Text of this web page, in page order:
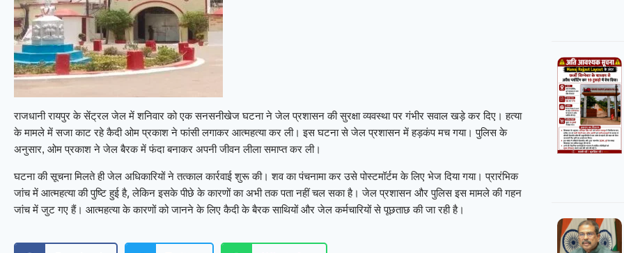
राजधानी रायपुर के सेंट्रल जेल में शनिवार को एक सनसनीखेज घटना ने जेल प्रशासन की सुरक्षा व्यवस्था पर गंभीर सवाल खड़े कर दिए। हत्या
के मामले में सजा काट रहे कैदी ओम प्रकाश ने फांसी लगाकर आत्महत्या कर ली। इस घटना से जेल प्रशासन में हड़कंप मच गया। पुलिस के
अनुसार, ओम प्रकाश ने जेल बैरक में फंदा बनाकर अपनी जीवन लीला समाप्त कर ली।
घटना की सूचना मिलते ही जेल अधिकारियों ने तत्काल कार्रवाई शुरू की। शव का पंचनामा कर उसे पोस्टमॉर्टम के लिए भेज दिया गया। प्रारंभिक
जांच में आत्महत्या की पुष्टि हुई है, लेकिन इसके पीछे के कारणों का अभी तक पता नहीं चल सका है। जेल प्रशासन और पुलिस इस मामले की गहन
जांच में जुट गए हैं। आत्महत्या के कारणों को जानने के लिए कैदी के बैरक साथियों और जेल कर्मचारियों से पूछताछ की जा रही है।